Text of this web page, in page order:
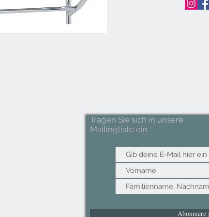
Tragen Sie sich in unsere
Mailingliste ein
Abonniere